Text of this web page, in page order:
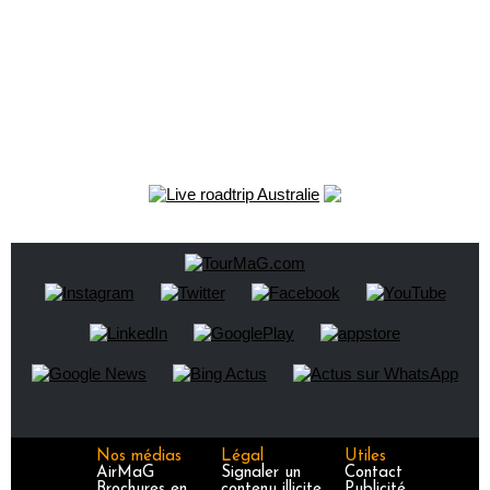
Nos médias
AirMaG
Légal
Signaler un
Utiles
Contact